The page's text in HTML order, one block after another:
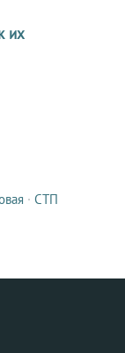
их
· СТП